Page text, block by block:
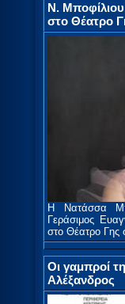
Ν.
στο Θέατρο
Η Νατάσσα
Γεράσιμος
στο Θέατρο Γης
Οι γαμπροί
Αλέξανδρος